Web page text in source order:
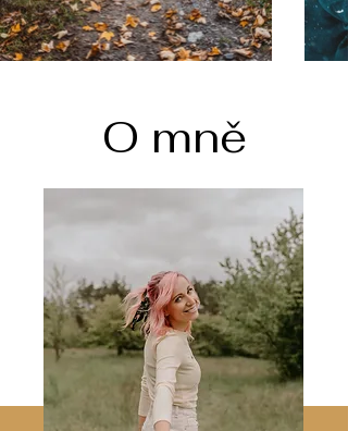
O mně